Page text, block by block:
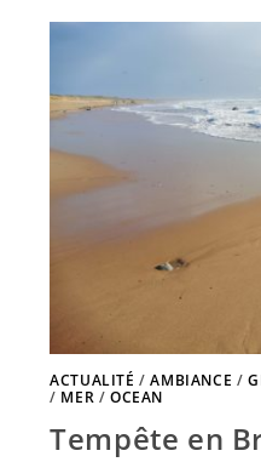
ACTUALITÉ /AMBIANCE /
/ MER /OCEAN
Tempête en